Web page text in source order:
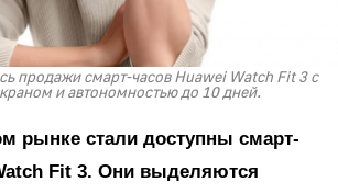
продажи смарт-часов Huawei Watch Fit 3 с
и автономностью до 10 дней.
рынке стали доступны смарт-
Fit 3. Они выделяются